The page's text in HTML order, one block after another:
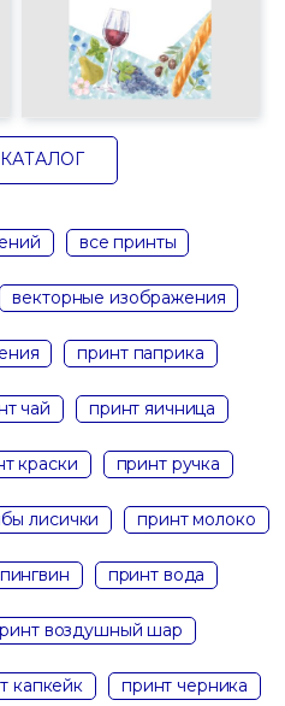
все принты
векторные изображения
принт паприка
чай принт яичница
краски принт ручка
лисички принт молоко
принт вода
воздушный шар
капкейк принт черника